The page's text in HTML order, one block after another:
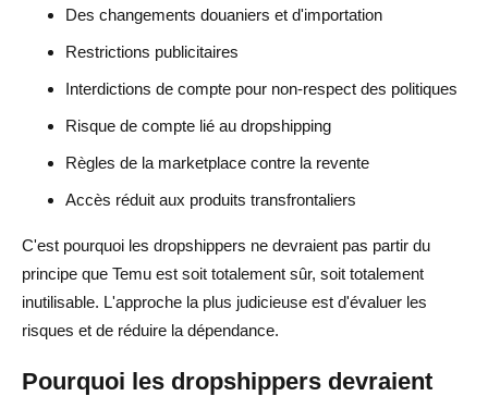
Des changements douaniers et d'importation
Restrictions publicitaires
Interdictions de compte pour non-respect des politiques
Risque de compte lié au dropshipping
Règles de la marketplace contre la revente
Accès réduit aux produits transfrontaliers
C'est pourquoi les dropshippers ne devraient pas partir du
principe que Temu est soit totalement sûr, soit totalement
inutilisable. L'approche la plus judicieuse est d'évaluer les
risques et de réduire la dépendance.
Pourquoi les dropshippers devraient